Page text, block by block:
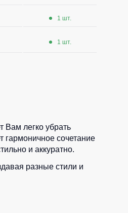
1 шт.
1 шт.
Вам легко убрать
гармоничное сочетание
и аккуратно.
разные стили и